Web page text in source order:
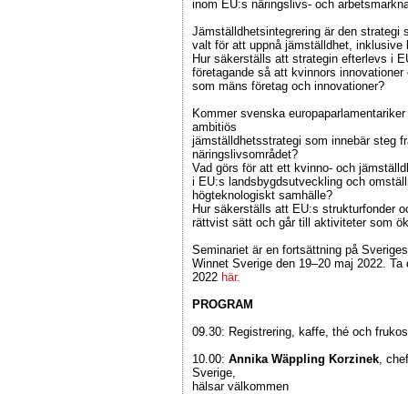
inom EU:s näringslivs- och
Jämställdhetsintegrering är den strategi
valt för att uppnå jämställdhet,
Hur säkerställs att strategin efterlevs i
företagande så att kvinnors
som mäns företag och innovationer?
Kommer svenska
ambitiös
jämställdhetsstrategi som innebär steg
näringslivsområdet?
Vad görs för att ett kvinno- och
i EU:s landsbygdsutveckling och
högteknologiskt samhälle?
Hur säkerställs att EU:s strukturfonder
rättvist sätt och går till aktiviteter som
Seminariet är en fortsättning på
Winnet Sverige den 19–20 maj 2022.
2022 här.
PROGRAM
09.30: Registrering, kaffe, thé och
10.00: Annika Wäppling Korzinek,
Sverige,
hälsar välkommen